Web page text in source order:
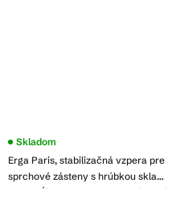
Erga Paris, stabilizačná vzpera pre
sprchové zásteny s hrúbkou skla
8mm, dĺžka max. 150cm, chrómová,
Skladom